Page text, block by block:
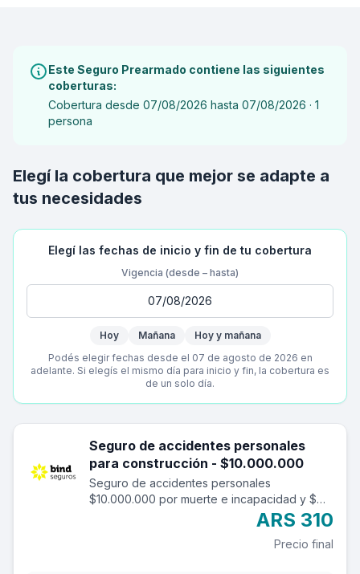
Este Seguro Prearmado contiene las siguientes
coberturas:
Cobertura desde 07/08/2026 hasta 07/08/2026 · 1
persona
Elegí la cobertura que mejor se adapte a
tus necesidades
Elegí las fechas de inicio y fin de tu cobertura
Vigencia (desde – hasta)
Hoy Mañana
Hoy y mañana
Podés elegir fechas desde el 07 de agosto de 2026 en
adelante. Si elegís el mismo día para inicio y fin, la cobertura es
de un solo día.
Seguro de accidentes personales
para construcción - $10.000.000
Seguro de accidentes personales
$10.000.000 por muerte e incapacidad y $
1.000.000 por reembolso de gastos médicos
ARS 310
Precio final